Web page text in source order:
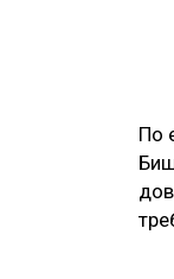
По